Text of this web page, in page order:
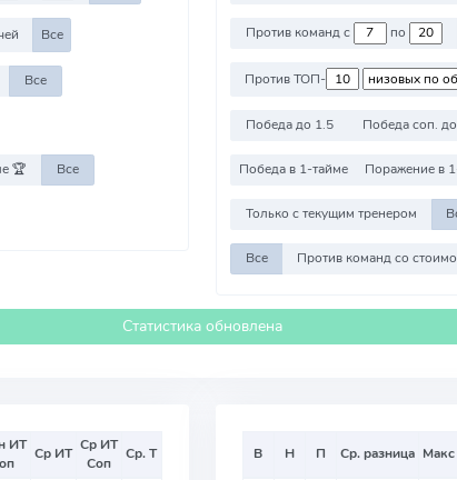
Все
Все
🏆 Все
Против команд с по
Против ТОП-
Победа до 1.5 Победа соп.
Победа в 1-тайме Поражение в
Только с текущим тренером
Все
Статистика обновлена
ИТ Ср ИТ Ср ИТ
Соп
Ср. Т В Н П Ср. разница Макс